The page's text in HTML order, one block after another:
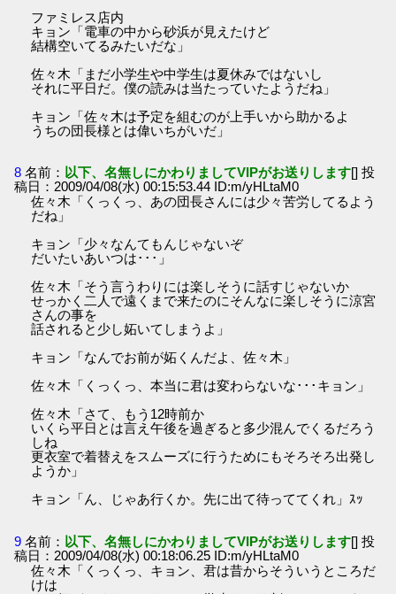
ファミレス店内
キョン「電車の中から砂浜が見えたけど
結構空いてるみたいだな」
佐々木「まだ小学生や中学生は夏休みではないし
それに平日だ。僕の読みは当たっていたようだね」
キョン「佐々木は予定を組むのが上手いから助かるよ
うちの団長様とは偉いちがいだ」
8 名前： 以下、名無しにかわりましてVIPがお送りします[] 投
稿日：2009/04/08(水) 00:15:53.44 ID:m/yHLtaM0
佐々木「くっくっ、あの団長さんには少々苦労してるよう
だね」
キョン「少々なんてもんじゃないぞ
だいたいあいつは･･･」
佐々木「そう言うわりには楽しそうに話すじゃないか
せっかく二人で遠くまで来たのにそんなに楽しそうに涼宮
さんの事を
話されると少し妬いてしまうよ」
キョン「なんでお前が妬くんだよ、佐々木」
佐々木「くっくっ、本当に君は変わらないな･･･キョン」
佐々木「さて、もう12時前か
いくら平日とは言え午後を過ぎると多少混んでくるだろう
しね
更衣室で着替えをスムーズに行うためにもそろそろ出発し
ようか」
キョン「ん、じゃあ行くか。先に出て待っててくれ」ｽｯ
9 名前： 以下、名無しにかわりましてVIPがお送りします[] 投
稿日：2009/04/08(水) 00:18:06.25 ID:m/yHLtaM0
佐々木「くっくっ、キョン、君は昔からそういうところだ
けは